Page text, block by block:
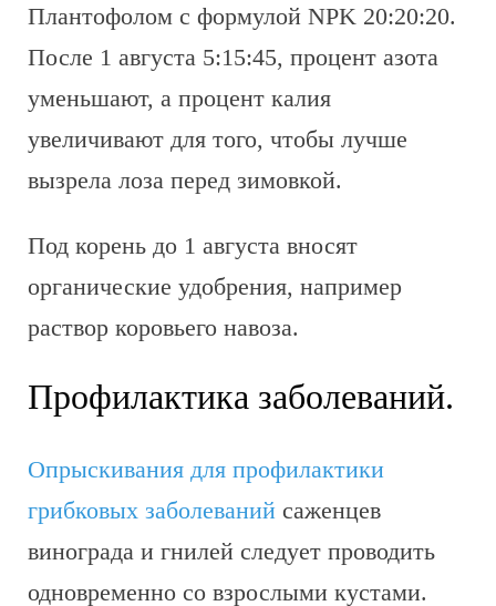
Плантофолом с формулой NPK 20:20:20.
После 1 августа 5:15:45, процент азота
уменьшают, а процент калия
увеличивают для того, чтобы лучше
вызрела лоза перед зимовкой.
Под корень до 1 августа вносят
органические удобрения, например
раствор коровьего навоза.
Профилактика заболеваний.
Опрыскивания для профилактики
грибковых заболеваний саженцев
винограда и гнилей следует проводить
одновременно со взрослыми кустами.